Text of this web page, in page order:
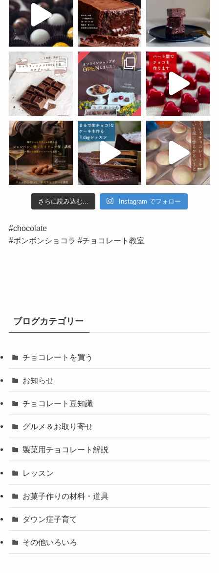
さらに読み込む... Instagram でフォロー
#chocolate
#ボンボンショコラ #チョコレート教室
ブログカテゴリー
チョコレートを買う
お知らせ
チョコレート豆知識
グルメ＆お取り寄せ
製菓用チョコレート解説
レッスン
お菓子作りの材料・道具
ダウン症子育て
その他いろいろ